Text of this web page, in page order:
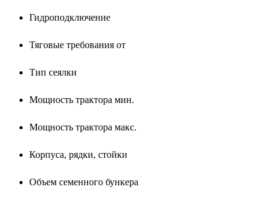
Гидроподключение
Тяговые требования от
Тип сеялки
Мощность трактора мин.
Мощность трактора макс.
Корпуса, рядки, стойки
Объем семенного бункера